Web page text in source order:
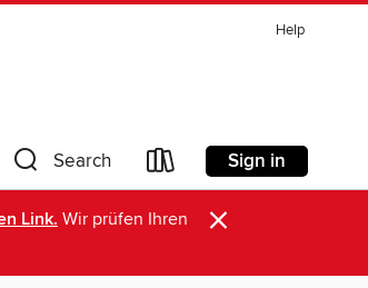
Help
Search Sign in
Link. Wir prüfen Ihren
×